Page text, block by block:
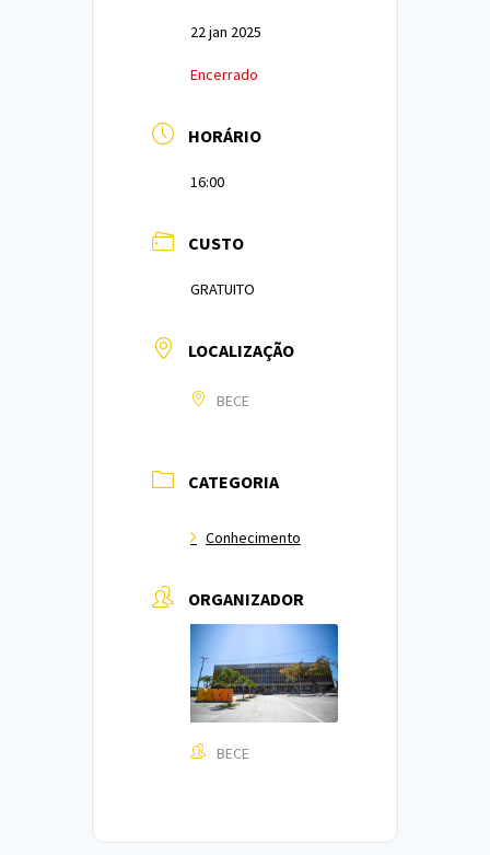
22 jan 2025
Encerrado
HORÁRIO
16:00
CUSTO
GRATUITO
LOCALIZAÇÃO
BECE
CATEGORIA
Conhecimento
ORGANIZADOR
BECE